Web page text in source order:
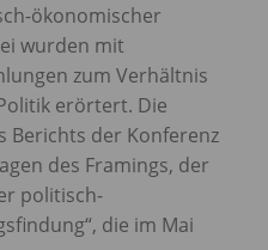
ökonomischer
wurden mit
zum Verhältnis
erörtert. Die
Berichts der Konferenz
des Framings, der
politisch-
die im Mai